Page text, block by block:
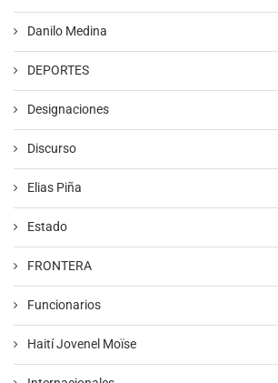
Danilo Medina
DEPORTES
Designaciones
Discurso
Elias Piña
Estado
FRONTERA
Funcionarios
Haití Jovenel Moïse